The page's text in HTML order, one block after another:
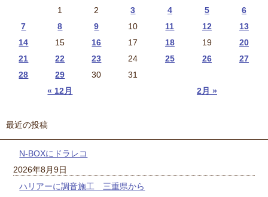
« 12月 2月 »
1 2 3 4 5
6
7
8 9 10 11 12
13
14
15 16 17 18 19
20
21
22 23 24 25 26
27
28
29 30 31
最近の投稿
N-BOXにドラレコ
2026年8月9日
ハリアーに調音施工 三重県から